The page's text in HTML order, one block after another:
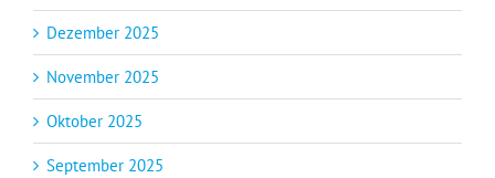
Dezember 2025
November 2025
Oktober 2025
September 2025